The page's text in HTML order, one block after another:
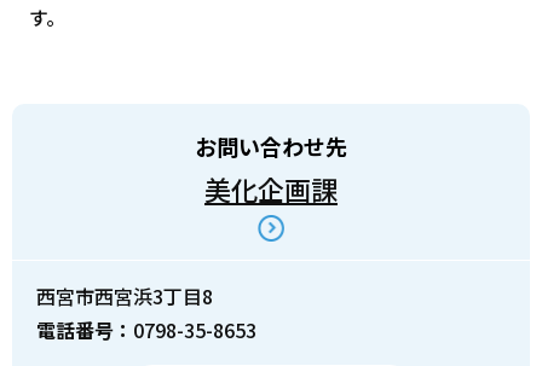
す。
お問い合わせ先
美化企画課
西宮市西宮浜3丁目8
電話番号： 0798-35-8653